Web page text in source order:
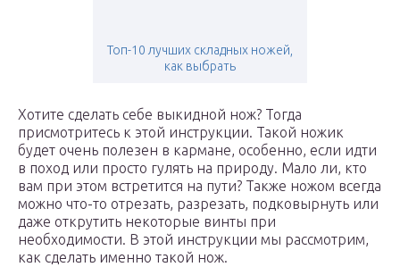
Топ-10 лучших складных ножей,
как выбрать
Хотите сделать себе выкидной нож? Тогда
присмотритесь к этой инструкции. Такой ножик
будет очень полезен в кармане, особенно, если идти
в поход или просто гулять на природу. Мало ли, кто
вам при этом встретится на пути? Также ножом всегда
можно что-то отрезать, разрезать, подковырнуть или
даже открутить некоторые винты при
необходимости. В этой инструкции мы рассмотрим,
как сделать именно такой нож.